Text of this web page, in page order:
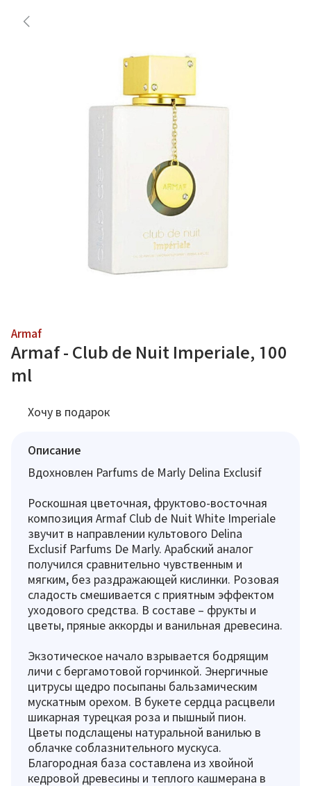
Armaf
Armaf - Club de Nuit Imperiale, 100
ml
Хочу в подарок
Описание
Вдохновлен Parfums de Marly Delina Exclusif
Роскошная цветочная, фруктово-восточная
композиция Armaf Club de Nuit White Imperiale
звучит в направлении культового Delina
Exclusif Parfums De Marly. Арабский аналог
получился сравнительно чувственным и
мягким, без раздражающей кислинки. Розовая
сладость смешивается с приятным эффектом
уходового средства. В составе – фрукты и
цветы, пряные аккорды и ванильная древесина.
Экзотическое начало взрывается бодрящим
личи с бергамотовой горчинкой. Энергичные
цитрусы щедро посыпаны бальзамическим
мускатным орехом. В букете сердца расцвели
шикарная турецкая роза и пышный пион.
Цветы подслащены натуральной ванилью в
облачке соблазнительного мускуса.
Благородная база составлена из хвойной
кедровой древесины и теплого кашмерана в